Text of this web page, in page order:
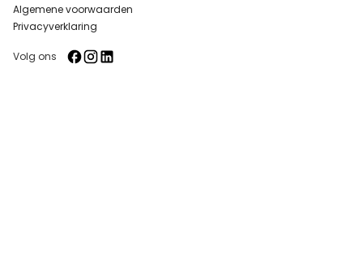
Algemene voorwaarden
Privacyverklaring
Volg ons